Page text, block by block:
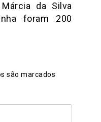
da Silva
foram 200
são marcados